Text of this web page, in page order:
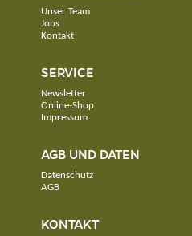
Unser Team
Jobs
Kontakt
SERVICE
Newsletter
Online-Shop
Impressum
AGB UND DATEN
Datenschutz
AGB
KONTAKT